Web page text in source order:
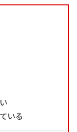
いる